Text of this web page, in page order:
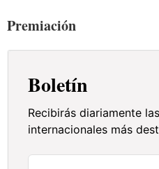
Premiación
Boletín
Recibirás diariamente
internacionales más